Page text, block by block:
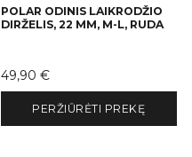
POLAR ODINIS LAIKRODŽIO
DIRŽELIS, 22 MM, M-L, RUDA
Kaina
49,90 €
PERŽIŪRĖTI PREKĘ